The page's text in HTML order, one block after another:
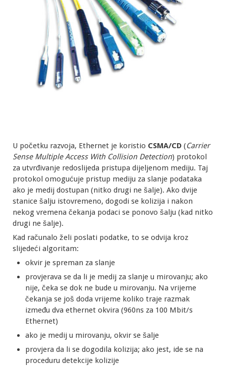
U početku razvoja, Ethernet je koristio CSMA/CD (Carrier
Sense Multiple Access With Collision Detection) protokol
za utvrđivanje redoslijeda pristupa dijeljenom mediju. Taj
protokol omogućuje pristup mediju za slanje podataka
ako je medij dostupan (nitko drugi ne šalje). Ako dvije
stanice šalju istovremeno, dogodi se kolizija i nakon
nekog vremena čekanja podaci se ponovo šalju (kad nitko
drugi ne šalje).
Kad računalo želi poslati podatke, to se odvija kroz
slijedeći algoritam:
okvir je spreman za slanje
provjerava se da li je medij za slanje u mirovanju; ako
nije, čeka se dok ne bude u mirovanju. Na vrijeme
čekanja se još doda vrijeme koliko traje razmak
između dva ethernet okvira (960ns za 100 Mbit/s
Ethernet)
ako je medij u mirovanju, okvir se šalje
provjera da li se dogodila kolizija; ako jest, ide se na
proceduru detekcije kolizije